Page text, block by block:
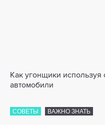
Как угонщики
автомобили
СОВЕТЫ ВАЖНО ЗНАТЬ